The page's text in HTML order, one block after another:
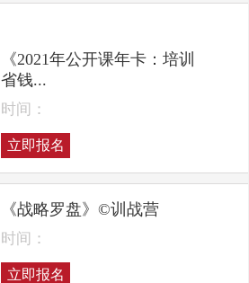
《2021年公开课年卡：培训
省钱...
时间：
立即报名
《战略罗盘》©训战营
时间：
立即报名